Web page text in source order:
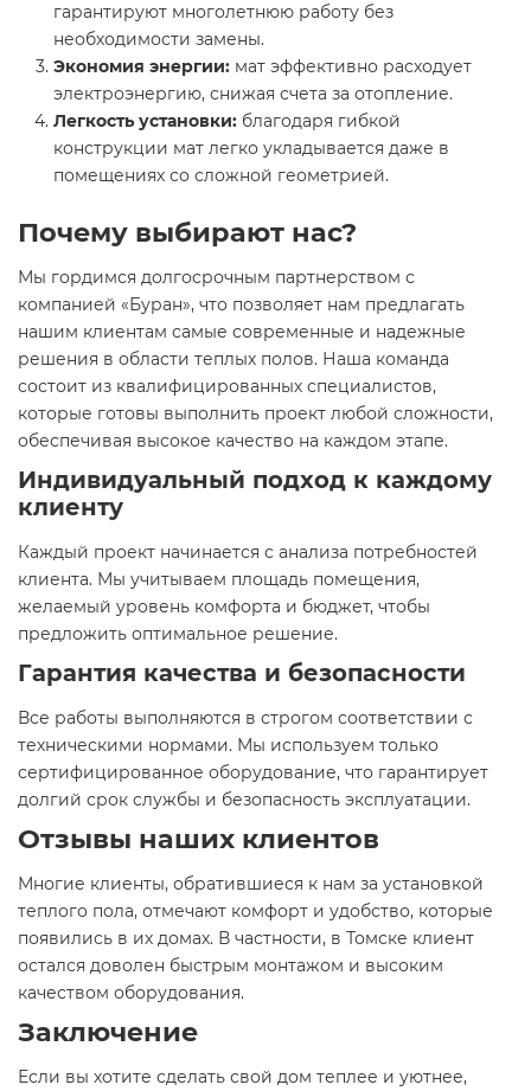
гарантируют многолетнюю работу без
необходимости замены.
Экономия энергии: мат эффективно расходует
электроэнергию, снижая счета за отопление.
Легкость установки: благодаря гибкой
конструкции мат легко укладывается даже в
помещениях со сложной геометрией.
Почему выбирают нас?
Мы гордимся долгосрочным партнерством с
компанией «Буран», что позволяет нам предлагать
нашим клиентам самые современные и надежные
решения в области теплых полов. Наша команда
состоит из квалифицированных специалистов,
которые готовы выполнить проект любой сложности,
обеспечивая высокое качество на каждом этапе.
Индивидуальный подход к каждому
клиенту
Каждый проект начинается с анализа потребностей
клиента. Мы учитываем площадь помещения,
желаемый уровень комфорта и бюджет, чтобы
предложить оптимальное решение.
Гарантия качества и безопасности
Все работы выполняются в строгом соответствии с
техническими нормами. Мы используем только
сертифицированное оборудование, что гарантирует
долгий срок службы и безопасность эксплуатации.
Отзывы наших клиентов
Многие клиенты, обратившиеся к нам за установкой
теплого пола, отмечают комфорт и удобство, которые
появились в их домах. В частности, в Томске клиент
остался доволен быстрым монтажом и высоким
качеством оборудования.
Заключение
Если вы хотите сделать свой дом теплее и уютнее,